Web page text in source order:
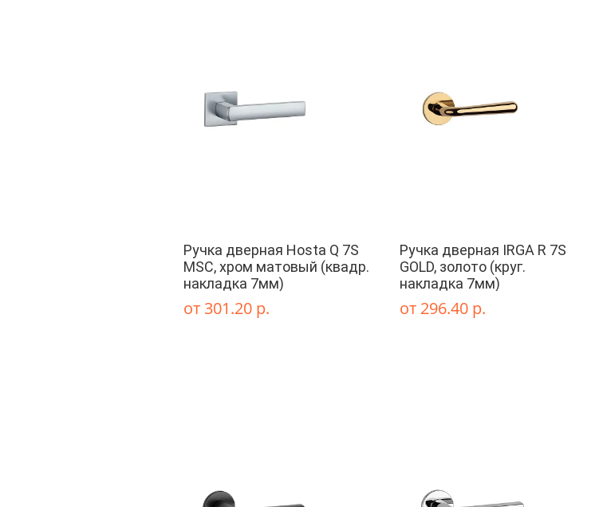
Ручка дверная Hosta Q 7S
MSC, хром матовый (квадр.
накладка 7мм)
от 301.20 р.
Ручка дверная IRGA R 7S
GOLD, золото (круг.
накладка 7мм)
от 296.40 р.